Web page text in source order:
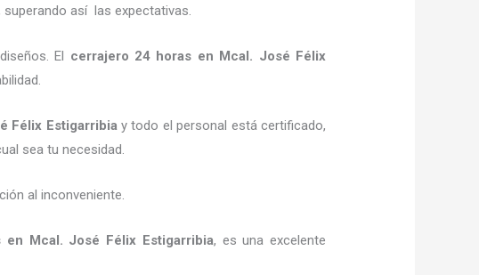
así las expectativas.
El cerrajero 24 horas en Mcal. José Félix
Félix Estigarribia y todo el personal está certificado,
sea tu necesidad.
al inconveniente.
en Mcal. José Félix Estigarribia, es una excelente